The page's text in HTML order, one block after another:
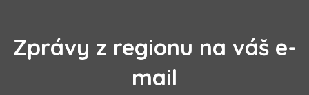
Zprávy z regionu na váš e-
mail